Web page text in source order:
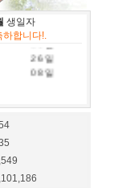
생일자
하합니다!.
19 일
31 일
26 일
08 일